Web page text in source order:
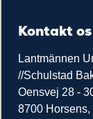
Kontakt os
Lantmännen
//Schulstad
Oensvej 28 -
8700 Horsens,